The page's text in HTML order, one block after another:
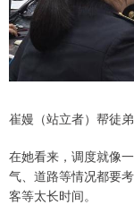
崔嫚（站立者）帮徒
在她看来，调度就像
气、道路等情况都要
客等太长时间。